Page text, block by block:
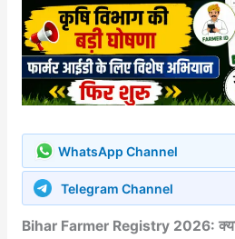
WhatsApp Channel
Telegram Channel
Bihar Farmer Registry 2026: क्या